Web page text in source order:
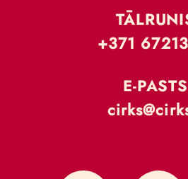
+371
E-